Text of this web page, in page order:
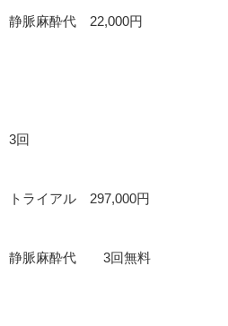
静脈麻酔代 22,000円
3回
トライアル 297,000円
静脈麻酔代 3回無料